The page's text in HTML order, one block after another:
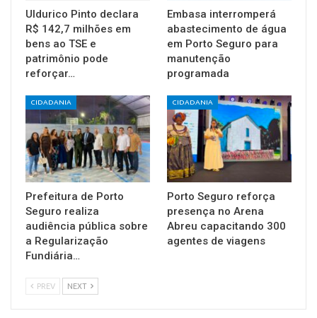
Uldurico Pinto declara
R$ 142,7 milhões em
bens ao TSE e
patrimônio pode
reforçar…
Embasa interromperá
abastecimento de água
em Porto Seguro para
manutenção
programada
CIDADANIA
Prefeitura de Porto
Seguro realiza
audiência pública sobre
a Regularização
Fundiária…
CIDADANIA
Porto Seguro reforça
presença no Arena
Abreu capacitando 300
agentes de viagens
PREV NEXT